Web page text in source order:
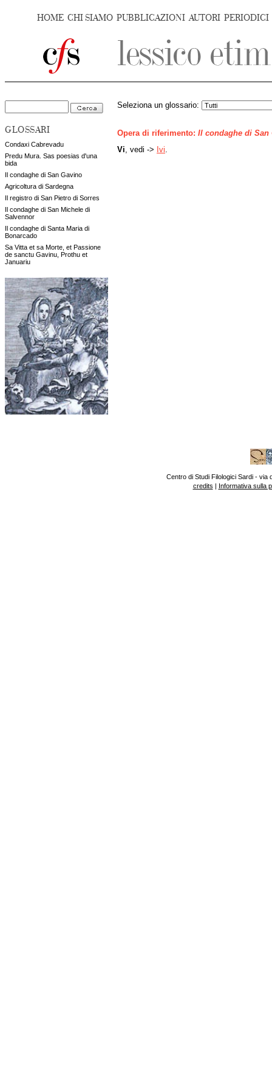
HOME CHI SIAMO PUBBLICAZIONI AUTORI PERIODICI
GLOSSARI
Condaxi Cabrevadu
Predu Mura. Sas poesias d'una
bida
Il condaghe di San Gavino
Agricoltura di Sardegna
Il registro di San Pietro di Sorres
Il condaghe di San Michele di
Salvennor
Il condaghe di Santa Maria di
Bonarcado
Sa Vitta et sa Morte, et Passione
de sanctu Gavinu, Prothu et
Januariu
Seleziona un glossario:
Opera di riferimento: Il condaghe di San
Vi , vedi -> Ivi
Centro di Studi Filologici Sardi - via
credits | Informativa sulla